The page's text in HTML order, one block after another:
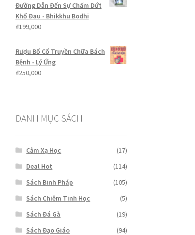
Đường Dẫn Đến Sự Chấm Dứt
Khổ Đau - Bhikkhu Bodhi
₫199,000
Rượu Bổ Cổ Truyền Chữa Bách
Bệnh - Lý Ứng
₫250,000
DANH MỤC SÁCH
Cảm Xạ Học
(17)
Deal Hot
(114)
Sách Binh Pháp
(105)
Sách Chiêm Tinh Học
(5)
Sách Đá Gà
(19)
Sách Đạo Giáo
(94)